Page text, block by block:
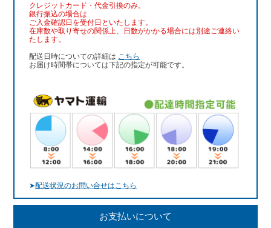
クレジットカード・代金引換のみ。
銀行振込の場合は
ご入金確認日を受付日といたします。
在庫数や取り寄せの関係上、日数がかかる場合には別途ご連絡い
たします。
配送日時についての詳細は こちら
お届け時間帯については下記の指定が可能です。
➤配送状況のお問い合せはこちら
お支払いについて